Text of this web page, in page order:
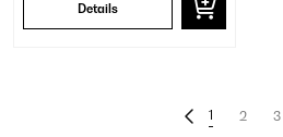
Details
1 2 3